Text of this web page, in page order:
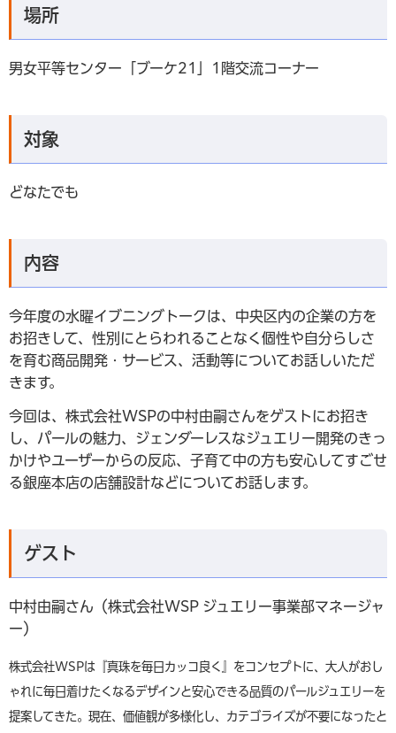
場所
男女平等センター「ブーケ21」1階交流コーナー
対象
どなたでも
内容
今年度の水曜イブニングトークは、中央区内の企業の方を
お招きして、性別にとらわれることなく個性や自分らしさ
を育む商品開発・サービス、活動等についてお話しいただ
きます。
今回は、株式会社WSPの中村由嗣さんをゲストにお招き
し、パールの魅力、ジェンダーレスなジュエリー開発のきっ
かけやユーザーからの反応、子育て中の方も安心してすごせ
る銀座本店の店舗設計などについてお話します。
ゲスト
中村由嗣さん（株式会社WSP ジュエリー事業部マネージャ
ー）
株式会社WSPは『真珠を毎日カッコ良く』をコンセプトに、大人がおし
ゃれに毎日着けたくなるデザインと安心できる品質のパールジュエリーを
提案してきた。現在、価値観が多様化し、カテゴライズが不要になったと